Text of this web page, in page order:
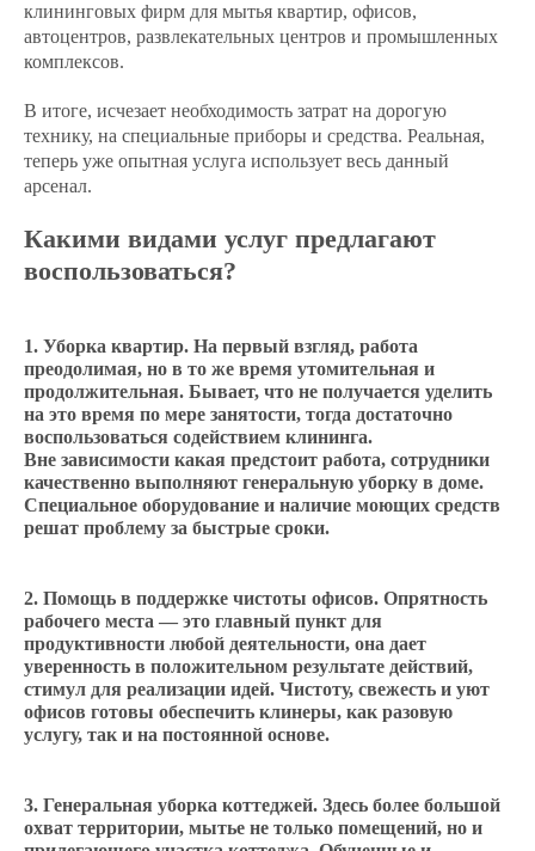
клининговых фирм для мытья квартир, офисов,
автоцентров, развлекательных центров и промышленных
комплексов.
В итоге, исчезает необходимость затрат на дорогую
технику, на специальные приборы и средства. Реальная,
теперь уже опытная услуга использует весь данный
арсенал.
Какими видами услуг предлагают
воспользоваться?
Уборка квартир. На первый взгляд, работа
преодолимая, но в то же время утомительная и
продолжительная. Бывает, что не получается уделить
на это время по мере занятости, тогда достаточно
воспользоваться содействием клининга.
Вне зависимости какая предстоит работа, сотрудники
качественно выполняют генеральную уборку в доме.
Специальное оборудование и наличие моющих средств
решат проблему за быстрые сроки.
Помощь в поддержке чистоты офисов. Опрятность
рабочего места — это главный пункт для
продуктивности любой деятельности, она дает
уверенность в положительном результате действий,
стимул для реализации идей. Чистоту, свежесть и уют
офисов готовы обеспечить клинеры, как разовую
услугу, так и на постоянной основе.
Генеральная уборка коттеджей. Здесь более большой
охват территории, мытье не только помещений, но и